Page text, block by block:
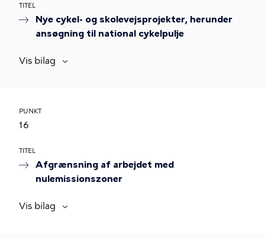
TITEL
Nye cykel- og skolevejsprojekter, herunder
ansøgning til national cykelpulje
Vis bilag
PUNKT
16
TITEL
Afgrænsning af arbejdet med
nulemissionszoner
Vis bilag